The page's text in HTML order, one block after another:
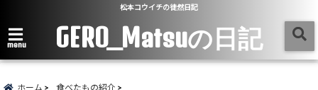
松本コウイチの徒然日記
menu GERO_Matsuの日記
ホーム 食べたもの紹介